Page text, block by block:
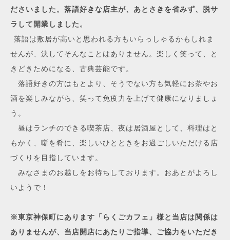
ださいました。落語好きな店主が、あとさきを省みず、脱サ
ラして開業しました。
落語は敷居が高いと思われる方もいらっしゃるかもしれま
せんが、決してそんなことはありません。楽しく笑って、と
きどきためになる、古典芸能です。
落語好きの方はもとより、そうでない方も気軽にお茶やお
酒を楽しみながら、笑って免疫力を上げて健康になりましょ
う。
昼はランチのできる喫茶店、夜は居酒屋として、 料理はと
もかく、噺を肴に、楽しいひとときをお過ごしいただける店
づくりを目指しています。
みなさまのお越しをお待ちしております。おあとがよろし
いようで！
※東京神保町にあります「らくごカフェ」様と当店は関係は
ありませんが、当店開店にあたりご指導、ご協力をいただき